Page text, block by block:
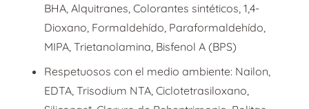
BHA, Alquitranes, Colorantes sintéticos, 1,4-
Dioxano, Formaldehído, Paraformaldehído,
MIPA, Trietanolamina, Bisfenol A (BPS)
Respetuosos con el medio ambiente: Nailon,
EDTA, Trisodium NTA, Ciclotetrasiloxano,